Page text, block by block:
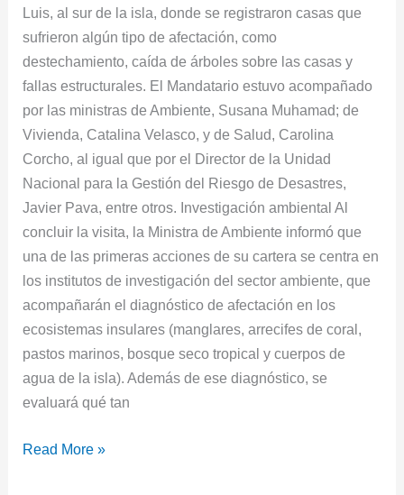
Luis, al sur de la isla, donde se registraron casas que
sufrieron algún tipo de afectación, como
destechamiento, caída de árboles sobre las casas y
fallas estructurales. El Mandatario estuvo acompañado
por las ministras de Ambiente, Susana Muhamad; de
Vivienda, Catalina Velasco, y de Salud, Carolina
Corcho, al igual que por el Director de la Unidad
Nacional para la Gestió​n del Riesgo de Desastres,
Javier Pava, entre otros. Inves​tigación ambiental ​Al
concluir la visita, la Ministra de Ambiente informó que
una de las primeras acciones de su cartera se centra en
los institutos de investigación del sector ambiente, que
acompañarán el diagnóstico de afectación en los
ecosistemas insulares (manglares, arrecifes de coral,
pastos marinos, bosque seco tropical y cuerpos de
agua de la isla). Además de ese diagnóstico, se
evaluará qué tan
Read More »